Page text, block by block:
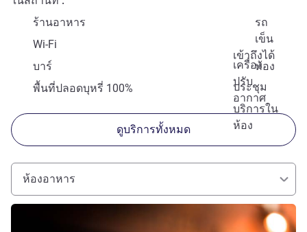
ร้านอาหาร
รถ
เข็น
เข้าถึงได้
Wi-Fi
เครื่อง
ปรับ
อากาศ
บาร์
ห้อง
ประชุม
พื้นที่ปลอดบุหรี่ 100%
บริการใน
ห้อง
ดูบริการทั้งหมด
ห้องอาหาร
ดูรายละเอียด